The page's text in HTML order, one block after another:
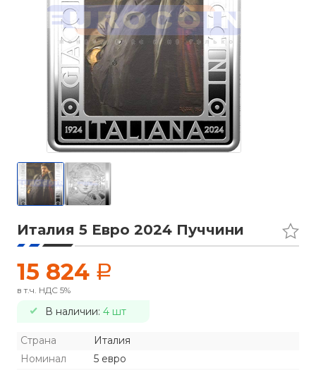
Италия 5 Евро 2024 Пуччини
15 824 a
в т.ч. НДС 5%
В наличии: 4 шт
Страна
Италия
Номинал
5 евро